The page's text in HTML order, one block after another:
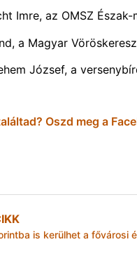
Imre, az OMSZ
a Magyar
József, a
Oszd meg a
is kerülhet a fővárosi